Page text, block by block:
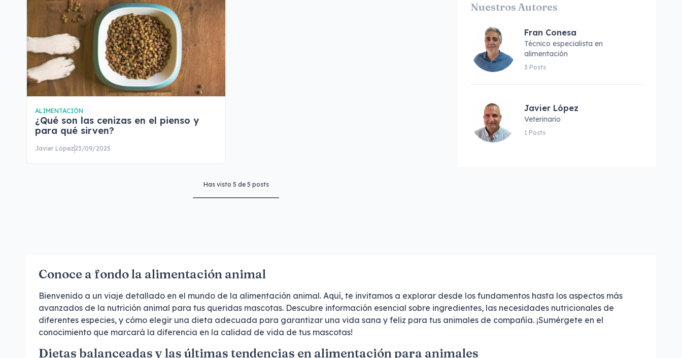
ALIMENTACIÓN
¿Qué son las cenizas en el pienso y
para qué sirven?
Javier López 23/09/2025
Has visto 5 de 5 posts
Nuestros Autores
Fran Conesa
Técnico especialista en
alimentación
3 Posts
Javier López
Veterinario
1 Posts
Conoce a fondo la alimentación animal
Bienvenido a un viaje detallado en el mundo de la alimentación animal. Aquí, te invitamos a explorar desde los fundamentos hasta los aspectos más
avanzados de la nutrición animal para tus queridas mascotas. Descubre información esencial sobre ingredientes, las necesidades nutricionales de
diferentes especies, y cómo elegir una dieta adecuada para garantizar una vida sana y feliz para tus animales de compañía. ¡Sumérgete en el
conocimiento que marcará la diferencia en la calidad de vida de tus mascotas!
Dietas balanceadas y las últimas tendencias en alimentación para animales